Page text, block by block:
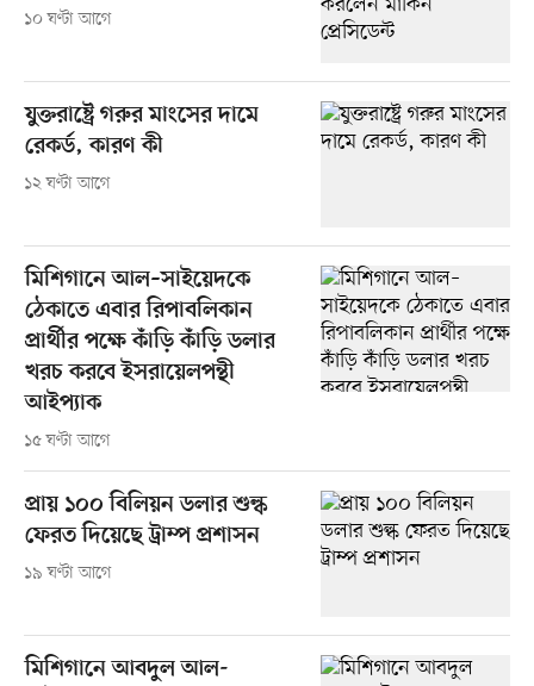
১০ ঘণ্টা আগে
যুক্তরাষ্ট্রে গরুর মাংসের দামে
রেকর্ড, কারণ কী
১২ ঘণ্টা আগে
মিশিগানে আল–সাইয়েদকে
ঠেকাতে এবার রিপাবলিকান
প্রার্থীর পক্ষে কাঁড়ি কাঁড়ি ডলার
খরচ করবে ইসরায়েলপন্থী
আইপ্যাক
১৫ ঘণ্টা আগে
প্রায় ১০০ বিলিয়ন ডলার শুল্ক
ফেরত দিয়েছে ট্রাম্প প্রশাসন
১৯ ঘণ্টা আগে
মিশিগানে আবদুল আল-